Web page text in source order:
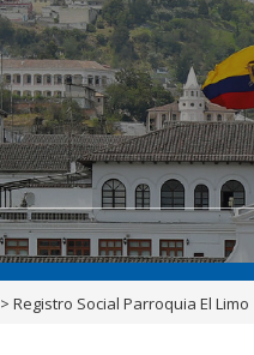
>Registro Social Parroquia El Limo